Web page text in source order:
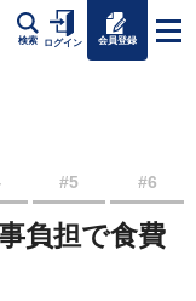
検索 ログイン 会員登録
#5 #6
負担で食費